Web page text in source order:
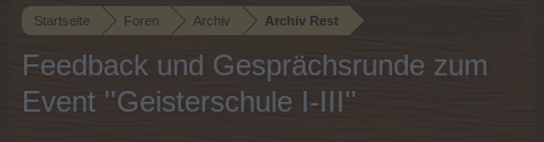
Startseite Foren Archiv Archiv Rest
Feedback und Gesprächsrunde zum
Event ''Geisterschule I-III''